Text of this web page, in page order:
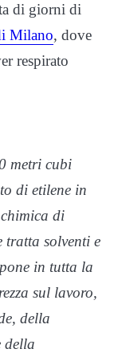
di giorni di
Milano, dove
respirato
metri cubi
di etilene in
di
tratta solventi e
in tutta la
sul lavoro,
della
della